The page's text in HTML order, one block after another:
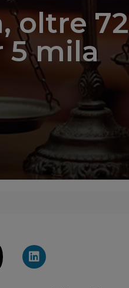
oltre 72
5 mila